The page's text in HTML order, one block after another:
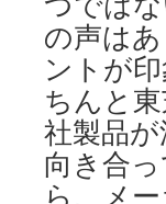
の声は
ントが
ちんと
社製品
向き合
ら、メ